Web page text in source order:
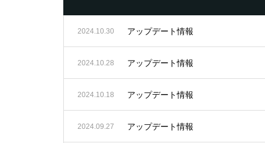
2024.10.30 アップデート情報
2024.10.28 アップデート情報
2024.10.18 アップデート情報
2024.09.27 アップデート情報